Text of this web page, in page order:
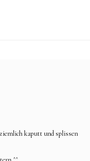
kaputt und splissen